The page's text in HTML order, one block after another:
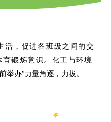
活，促进各班级之间的交
锻炼意识。化工与环境
举办“力量角逐，力拔。